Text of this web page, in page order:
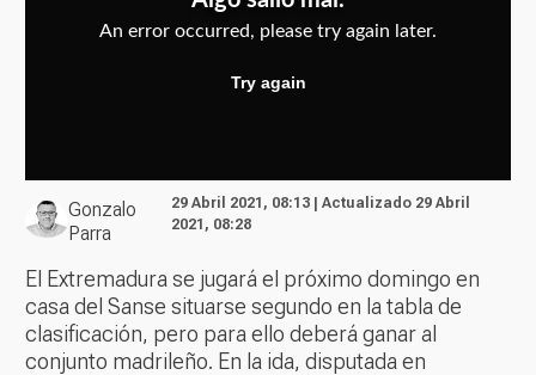
Gonzalo
Parra
29 Abril 2021, 08:13 | Actualizado 29 Abril
2021, 08:28
El Extremadura se jugará el próximo domingo en
casa del Sanse situarse segundo en la tabla de
clasificación, pero para ello deberá ganar al
conjunto madrileño. En la ida, disputada en